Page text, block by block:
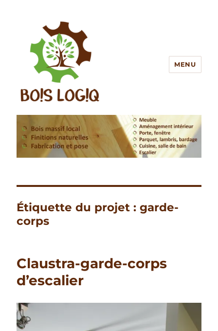
BOIS LOGIQ
MENU
Étiquette du projet :garde-
corps
Claustra-garde-corps
d’escalier